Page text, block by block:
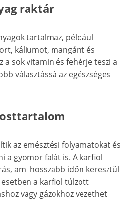
raktár
tartalmaz, például
káliumot, mangánt és
a sok vitamin és fehérje teszi a
választássá az egészséges
az emésztési folyamatokat és
a gyomor falát is. A karfiol
ami hosszabb időn keresztül
a karfiol túlzott
vagy gázokhoz vezethet.